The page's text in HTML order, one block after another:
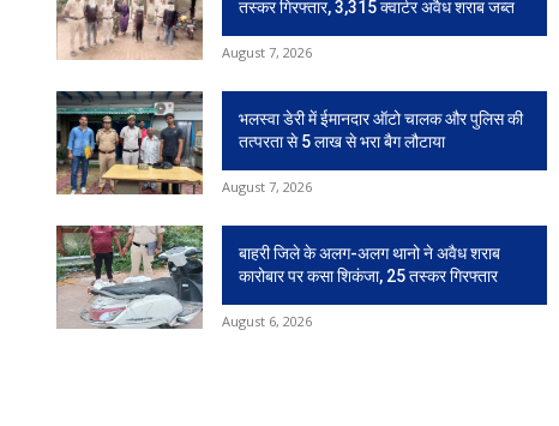
तस्कर गिरफ्तार, 3,315 क्वार्टर अवैध शराब जब्त
August 7, 2026
भलस्वा डेरी में ईमानदार ऑटो चालक और पुलिस की
तत्परता से 5 लाख से भरा बैग लौटाया
August 7, 2026
बाहरी जिले के अलग-अलग थानो ने अवैध शराब
कारोबार पर कसा शिकंजा, 25 तस्कर गिरफ्तार
August 6, 2026